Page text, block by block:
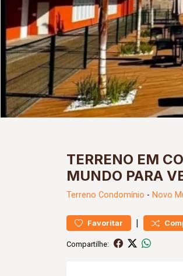
TERRENO EM
MUNDO PARA
Terreno Condomínio - Novo
Favoritar |
Compartilhe: